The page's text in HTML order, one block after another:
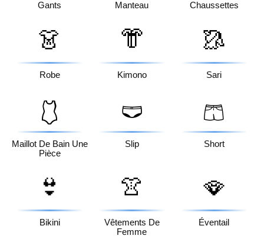
Gants Manteau Chaussettes
👗
Robe
👘
Kimono
🥻
Sari
🩱
Maillot De Bain Une
Pièce
🩲
Slip
🩳
Short
👙
Bikini
👚
Vêtements De
Femme
🪭
Éventail